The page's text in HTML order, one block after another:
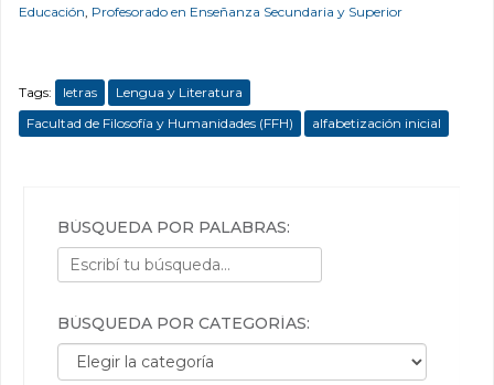
Educación, Profesorado en Enseñanza Secundaria y Superior
Tags: letras
Lengua y Literatura
Facultad de Filosofía y Humanidades (FFH)
alfabetización inicial
BÚSQUEDA POR PALABRAS:
BÚSQUEDA POR CATEGORÍAS:
Búsqueda por categorías: